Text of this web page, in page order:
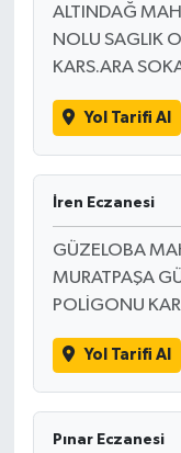
ALTINDAĞ
NOLU SAGLIK
KARS.ARA
Yol Tarifi Al
İren Eczanesi
GÜZELOBA
MURATPAŞA
POLİGONU
Yol Tarifi Al
Pınar Eczanesi